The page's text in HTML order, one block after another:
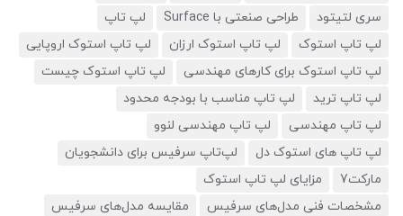
سری لتیتود
طراحی صنعتی با Surface
لپ تاپ
لپ تاپ استوک
لپ تاپ استوک ارزان
لپ تاپ استوک اروپایی
لپ تاپ استوک برای کارهای مهندسی
لپ تاپ استوک چیست
لپ تاپ ترید
لپ تاپ مناسب با بودجه محدود
لپ تاپ مهندسی
لپ تاپ مهندسی لنوو
لپ تاپ های استوک دل
لپ‌تاپ سرفیس برای دانشجویان
مارکت7
مزایای لپ تاپ استوک
مشخصات فنی مدل‌های سرفیس
مقایسه مدل‌های سرفیس